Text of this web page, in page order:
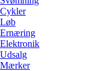
Cykler
Løb
Ernæring
Elektronik
Udsalg
Mærker